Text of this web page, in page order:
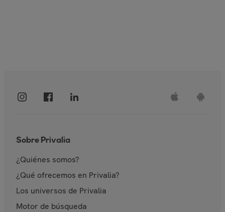
Sobre Privalia
¿Quiénes somos?
¿Qué ofrecemos en Privalia?
Los universos de Privalia
Motor de búsqueda